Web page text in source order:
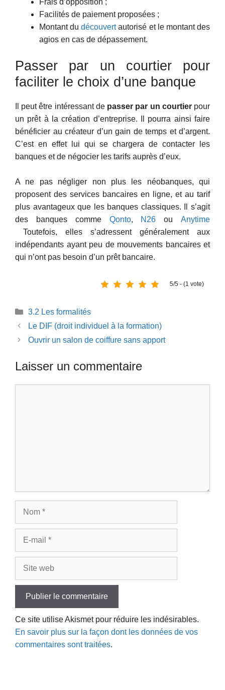
Facilités de paiement proposées ;
Montant dudécouvertautorisé et le montant des
agios en cas de dépassement.
Passer par un courtier pour
faciliter le choix d’une banque
Il peut être intéressant de passer par un courtierpour
un prêt à la création d’entreprise. Il pourra ainsi faire
bénéficier au créateur d’un gain de temps et d’argent.
C’est en effet lui qui se chargera de contacter les
banques et de négocier les tarifs auprès d’eux.
A ne pas négliger non plus les néobanques, qui
proposent des services bancaires en ligne, et au tarif
plus avantageux que les banques classiques. Il s’agit
des banques comme Qonto, N26 ouAnytime
Toutefois, elles s’adressent généralement aux
indépendants ayant peu de mouvements bancaires et
qui n’ont pas besoin d’un prêt bancaire.
5/5 - (1 vote)
Catégories
3.2 Les formalités
Le DIF (droit individuel à la formation)
Ouvrir un salon de coiffure sans apport
Laisser un commentaire
Ce site utilise Akismet pour réduire les indésirables.
En savoir plus sur la façon dont les données de vos
commentaires sont traitées.